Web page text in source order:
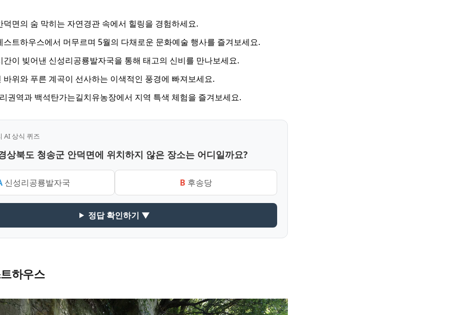
덕면의 숨 막히는 자연경관 속에서 힐링을 경험하세요.
스트하우스에서 머무르며 5월의 다채로운 문화예술 행사를 즐겨보세요.
간이 빚어낸 신성리공룡발자국을 통해 태고의 신비를 만나보세요.
바위와 푸른 계곡이 선사하는 이색적인 풍경에 빠져보세요.
권역과 백석탄가는길치유농장에서 지역 특색 체험을 즐겨보세요.
AI 상식 퀴즈
상북도 청송군 안덕면에 위치하지 않은 장소는 어디일까요?
신성리공룡발자국 B 후송당
정답 확인하기 ▼
하우스